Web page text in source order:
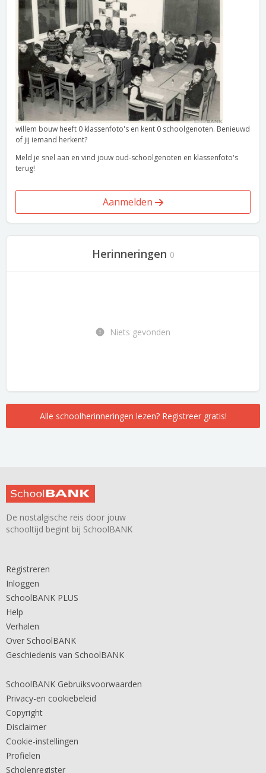
willem bouw heeft 0 klassenfoto's en kent 0 schoolgenoten. Benieuwd
of jij iemand herkent?
Meld je snel aan en vind jouw oud-schoolgenoten en klassenfoto's
terug!
Aanmelden
Herinneringen 0
Niets gevonden
Alle schoolherinneringen lezen? Registreer gratis!
De nostalgische reis door jouw
schooltijd begint bij SchoolBANK
Registreren
Inloggen
SchoolBANK PLUS
Help
Verhalen
Over SchoolBANK
Geschiedenis van SchoolBANK
SchoolBANK Gebruiksvoorwaarden
Privacy-en cookiebeleid
Copyright
Disclaimer
Cookie-instellingen
Profielen
Scholenregister